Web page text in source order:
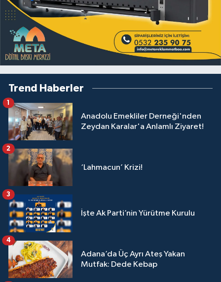
Trend Haberler
Anadolu Emekliler Derneği'nden
Zeydan Karalar'a Anlamlı Ziyaret!
1
‘Lahmacun’ Krizi!
2
İşte Ak Parti’nin Yürütme Kurulu
3
Adana’da Üç Ayrı Ateş Yakan
Mutfak: Dede Kebap
4